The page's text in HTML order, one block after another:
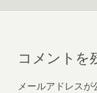
コメントを
メールアドレスが